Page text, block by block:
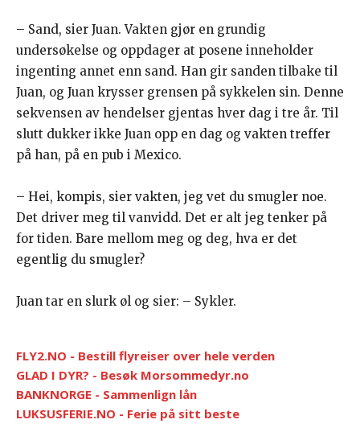
– Sand, sier Juan. Vakten gjør en grundig
undersøkelse og oppdager at posene inneholder
ingenting annet enn sand. Han gir sanden tilbake til
Juan, og Juan krysser grensen på sykkelen sin. Denne
sekvensen av hendelser gjentas hver dag i tre år. Til
slutt dukker ikke Juan opp en dag og vakten treffer
på han, på en pub i Mexico.
– Hei, kompis, sier vakten, jeg vet du smugler noe.
Det driver meg til vanvidd. Det er alt jeg tenker på
for tiden. Bare mellom meg og deg, hva er det
egentlig du smugler?
Juan tar en slurk øl og sier: – Sykler.
FLY2.NO - Bestill flyreiser over hele verden
GLAD I DYR? - Besøk Morsommedyr.no
BANKNORGE - Sammenlign lån
LUKSUSFERIE.NO - Ferie på sitt beste